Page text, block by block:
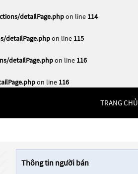
detailPage.phpon line 114
detailPage.phpon line 115
detailPage.phpon line 116
on line 116
TRANG CHỦ
Thông tin người bán